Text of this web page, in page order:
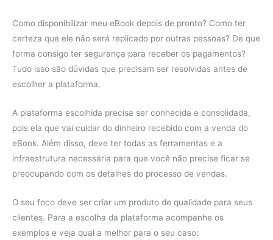
Como disponibilizar meu eBook depois de pronto? Como ter
certeza que ele não será replicado por outras pessoas? De que
forma consigo ter segurança para receber os pagamentos?
Tudo isso são dúvidas que precisam ser resolvidas antes de
escolher a plataforma.
A plataforma escolhida precisa ser conhecida e consolidada,
pois ela que vai cuidar do dinheiro recebido com a venda do
eBook. Além disso, deve ter todas as ferramentas e a
infraestrutura necessária para que você não precise ficar se
preocupando com os detalhes do processo de vendas.
O seu foco deve ser criar um produto de qualidade para seus
clientes. Para a escolha da plataforma acompanhe os
exemplos e veja qual a melhor para o seu caso: